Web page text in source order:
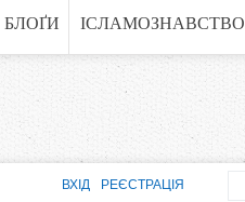
БЛОҐИ ІСЛАМОЗНАВСТВО
ВХІД РЕЄСТРАЦІЯ